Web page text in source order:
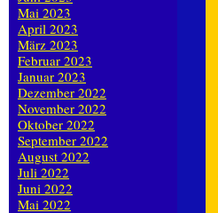
Mai 2023
April 2023
März 2023
Februar 2023
Januar 2023
Dezember 2022
November 2022
Oktober 2022
September 2022
August 2022
Juli 2022
Juni 2022
Mai 2022